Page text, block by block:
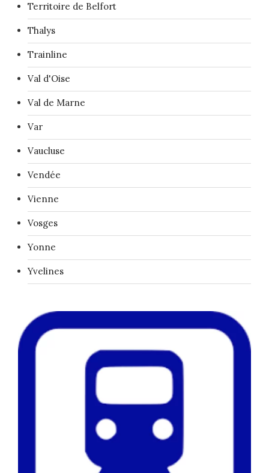
Territoire de Belfort
Thalys
Trainline
Val d'Oise
Val de Marne
Var
Vaucluse
Vendée
Vienne
Vosges
Yonne
Yvelines